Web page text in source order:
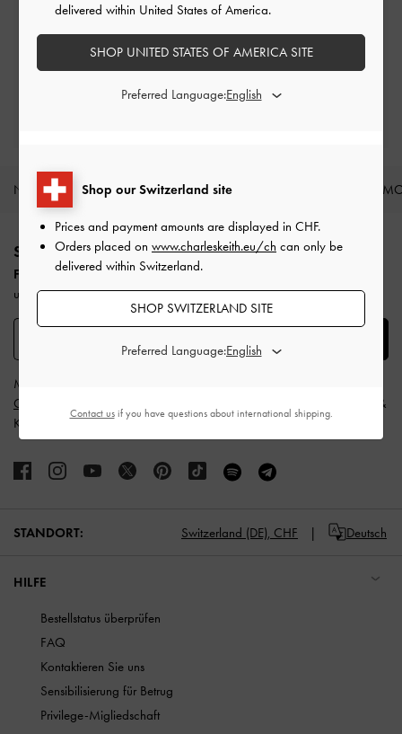
Einfache Rücksendungen
Innerhalb von 30 Tagen nach Bestellung
Qualifizieren Sie sich für eine Privileg-
NEU EINGETROFFEN SCHUHE
Site footer
SEIEN SIE DIE ERSTE, DIE ES ERFÄHRT​
Freuen Sie sich auf 10 % Rabattbei Ihrem ersten Einkauf, wenn Sie
unseren Newsletter abbonnieren.​
Mit der Anmeldung stimmen Sie den
Geschäftsbedingungen
von CHARLES &
KEITH zu.
STANDORT: Switzerland (DE), CHF Deutsch
HILFE
Bestellstatus überprüfen
FAQ
Kontaktieren Sie uns
Sensibilisierung für Betrug
Privilege-Migliedschaft
Shop our Switzerland site
Prices and payment amounts are displayed in CHF.
Orders placed on www.charleskeith.eu/ch can only be
delivered within Switzerland.
SHOP SWITZERLAND SITE
Preferred Language:
delivered within United States of America.
SHOP UNITED STATES OF AMERICA SITE
Preferred Language:
Contact usif you have questions about international shipping.